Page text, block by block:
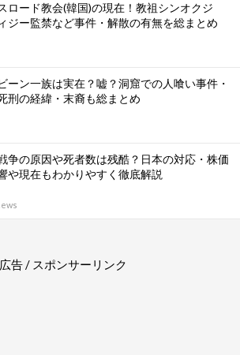
ロード教会(韓国)の現在！教祖シンオクジ
ジー監禁など事件・解散の有無を総まとめ
ーン一族は実在？嘘？洞窟での人喰い事件・
刑の経緯・末裔も総まとめ
争の原因や死者数は残酷？日本の対応・株価
や現在もわかりやすく徹底解説
広告 / スポンサーリンク